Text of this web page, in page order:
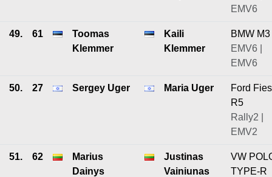
EMV6
49. 61
Toomas
Klemmer
Kaili
Klemmer
BMW M3
EMV6 |
EMV6
50. 27 Sergey Uger Maria Uger
Ford
R5
Rally2 |
EMV2
51. 62
Marius
Dainys
Justinas
Vainiunas
VW
TYPE-R